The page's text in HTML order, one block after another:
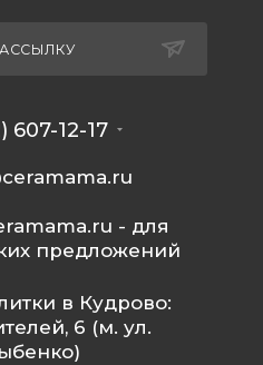
607-12-17
- для
предложений
в Кудрово:
6 (м. ул.